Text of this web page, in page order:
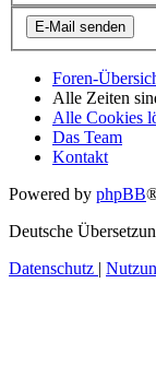
Foren-
Alle Zeiten
Alle Cookies
Das Team
Kontakt
Powered by phpBB
Deutsche
Datenschutz |